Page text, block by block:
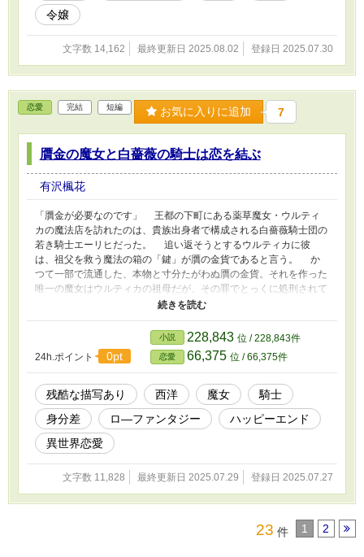
なくとも、人には言えない事情があって……。 ※次作『つかぬこ
とを伺いますが ～絵画の乙女は炎上しました～』（８/３公開予
定）はミステリー＋恋愛となっております。
令嬢
文字数 14,162 最終更新日 2025.08.02 登録日 2025.07.30
恋愛 完結 短編 お気に入りに追加 7
贋金の魔女と白薔薇の騎士は恋を結ぶ
有沢楓花
「贋金が必要なのです」 王都の下町にある薬草魔女・ウルティ
カの魔法店を訪れたのは、貴族出身者で構成される白薔薇騎士団の
若き騎士エーリヒだった。 追い返そうとするウルティカに彼
は、祖父を救う魔法の箱の「鍵」が贋の金貨であると言う。 か
つて一部で流通した、本物と寸分たがわぬ贋の金貨。それを作った
唯一の魔女はウルティカの祖母だが、その罪でとっくに処刑されて
いるはずだ。贋金作りの魔法を抱いたまま。 「よし、話だけは聞
いてやろうじゃないか」 事情を聞くうちエーリヒに誠実さを感
じて助けてやることにしたウルティカだが、彼が、そして彼女が支
払うことになるのは現金だけとは限らず――。 短編（全３話＋ネ
タバレ補足１話）です。
24h.ポイント 0pt
小説 228,843 位 / 228,843件
恋愛 66,375 位 / 66,375件
残酷な描写あり 西洋 魔女
騎士
身分差
ロ―ファンタジー
ハッピーエンド
異世界恋愛
文字数 11,828 最終更新日 2025.07.29 登録日 2025.07.27
23 件 1 2